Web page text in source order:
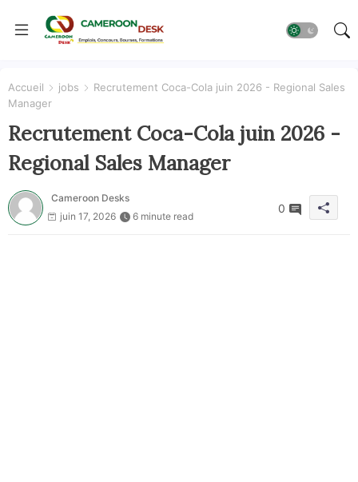
Accueil jobs
Recrutement Coca-Cola juin 2026 - Regional Sales
Manager
Recrutement Coca-Cola juin 2026 -
Regional Sales Manager
Cameroon Desks
juin 17, 2026
6 minute read
0